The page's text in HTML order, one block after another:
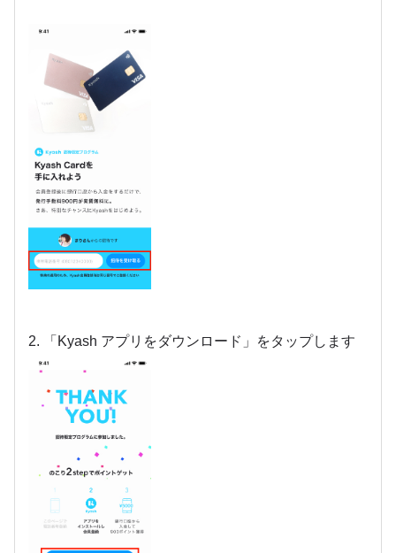
2. 「Kyash アプリをダウンロード」をタップします